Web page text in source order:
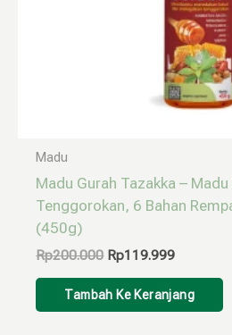
Madu
Madu Gurah Tazakka –
Tenggorokan, 6 Bahan
(450g)
Rp200.000 Rp119.999
Tambah Ke Keranjang